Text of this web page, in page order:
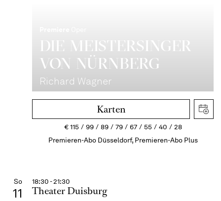
DIE MEISTERSINGER
VON NÜRNBERG
Richard Wagner
Karten
€115 99 89 79 67 55 40
28
Premieren-Abo Düsseldorf, Premieren-Abo Plus
So
11
18:30 - 21:30
Theater Duisburg